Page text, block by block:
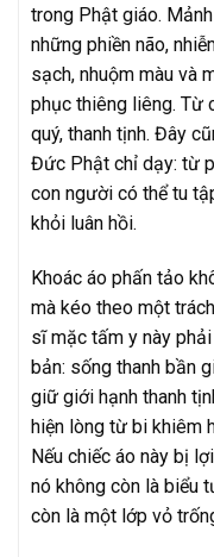
trong Phật giáo.
những phiền não,
sạch, nhuộm màu và
phục thiêng liêng. Từ
quý, thanh tịnh. Đây
Đức Phật chỉ dạy: từ
con người có thể tu
khỏi luân hồi.
Khoác áo phấn tảo
mà kéo theo một
sĩ mặc tấm y này
bản: sống thanh bần
giữ giới hạnh thanh
hiện lòng từ bi khiêm
Nếu chiếc áo này bị
nó không còn là biểu
còn là một lớp vỏ